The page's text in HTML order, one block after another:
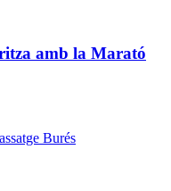
amb la Marató